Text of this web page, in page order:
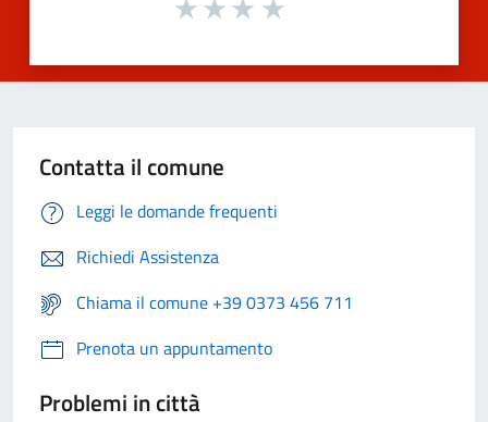
Contatta il comune
Leggi le domande frequenti
Richiedi Assistenza
Chiama il comune +39 0373 456 711
Prenota un appuntamento
Problemi in città